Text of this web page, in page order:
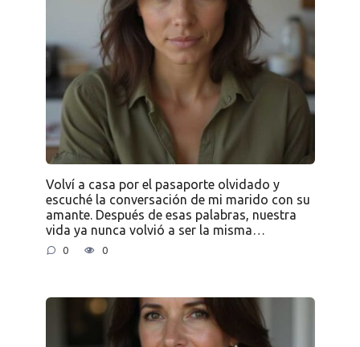
Volví a casa por el pasaporte olvidado y
escuché la conversación de mi marido con su
amante. Después de esas palabras, nuestra
vida ya nunca volvió a ser la misma…
0 0